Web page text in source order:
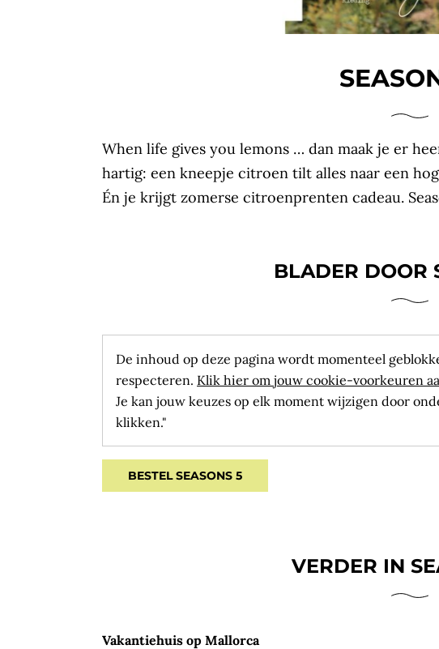
When life gives you lemons … dan maak je er
hartig: een kneepje citroen tilt alles naar een
Én je krijgt zomerse citroenprenten cadeau.
BLADER DOOR
De inhoud op deze pagina wordt momenteel
respecteren. Klik hier om jouw cookie-voorkeuren
Je kan jouw keuzes op elk moment wijzigen door
klikken."
BESTEL SEASONS 5
VERDER IN
Vakantiehuis op Mallorca